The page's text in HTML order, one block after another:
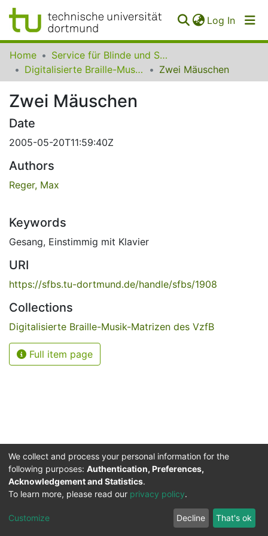
Log In
Communities
Collections
All of SfBS
FAQ
Home
Service für Blinde und Sehbehinderte der UB Dortmund
Digitalisierte Braille-Musik-Matrizen des VzfB
Zwei Mäuschen
Zwei Mäuschen
Date
2005-05-20T11:59:40Z
Authors
Reger, Max
Keywords
Gesang, Einstimmig mit Klavier
URI
https://sfbs.tu-dortmund.de/handle/sfbs/1908
Collections
Digitalisierte Braille-Musik-Matrizen des VzfB
Full item page
Service for the Blind and Visually Impaired
ITMC
Cookie
Privacy
policy
Feedback
We collect and process your personal information for the
following purposes: Authentication, Preferences,
Acknowledgement and Statistics.
To learn more, please read our privacy policy.
Customize Decline That's ok